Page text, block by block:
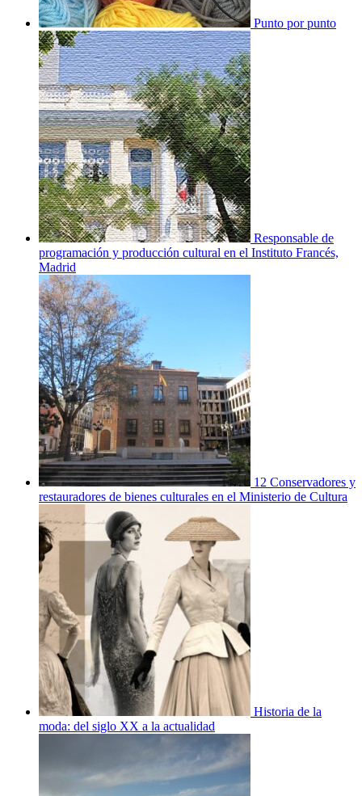
Punto por punto
Responsable de
programación y producción cultural en el Instituto Francés,
Madrid
12 Conservadores y
restauradores de bienes culturales en el Ministerio de Cultura
Historia de la
moda: del siglo XX a la actualidad